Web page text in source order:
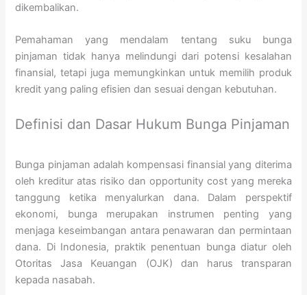
dikembalikan.
Pemahaman yang mendalam tentang suku bunga
pinjaman tidak hanya melindungi dari potensi kesalahan
finansial, tetapi juga memungkinkan untuk memilih produk
kredit yang paling efisien dan sesuai dengan kebutuhan.
Definisi dan Dasar Hukum Bunga Pinjaman
Bunga pinjaman adalah kompensasi finansial yang diterima
oleh kreditur atas risiko dan opportunity cost yang mereka
tanggung ketika menyalurkan dana. Dalam perspektif
ekonomi, bunga merupakan instrumen penting yang
menjaga keseimbangan antara penawaran dan permintaan
dana. Di Indonesia, praktik penentuan bunga diatur oleh
Otoritas Jasa Keuangan (OJK) dan harus transparan
kepada nasabah.